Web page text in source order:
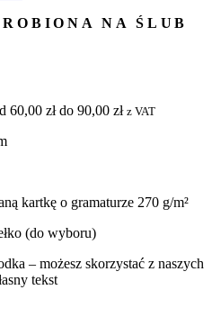
NA ŚLUB
60,00 zł do 90,00 zł z VAT
kartkę o gramaturze 270 g/m²
(do wyboru)
– możesz skorzystać z naszych
tekst